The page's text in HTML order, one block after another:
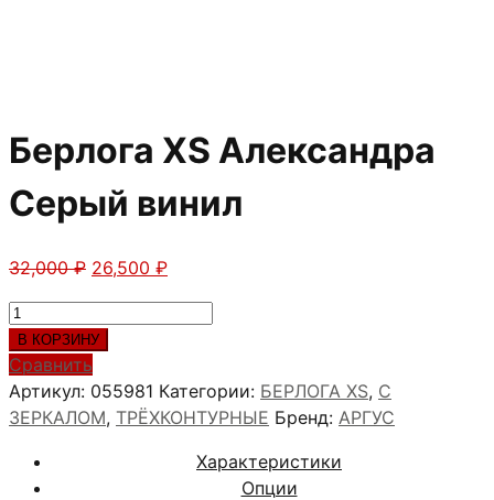
Берлога ХS Александра
Серый винил
32,000₽ Первоначальная
составляла
32,000 ₽.
26,500 ₽Текущая
26,500 ₽.
Количество
товара
Берлога
ХS
Александра
винил
В КОРЗИНУ
Сравнить
Артикул: 055981 Категории: БЕРЛОГА XS, С
ЗЕРКАЛОМ, ТРЁХКОНТУРНЫЕ Бренд: АРГУС
Характеристики
Опции